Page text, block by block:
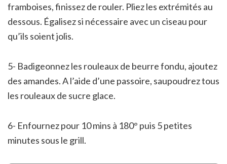
framboises, finissez de rouler. Pliez les extrémités au
dessous. Égalisez si nécessaire avec un ciseau pour
qu’ils soient jolis.
5- Badigeonnez les rouleaux de beurre fondu, ajoutez
des amandes. A l’aide d’une passoire, saupoudrez tous
les rouleaux de sucre glace.
6- Enfournez pour 10 mins à 180° puis 5 petites
minutes sous le grill.